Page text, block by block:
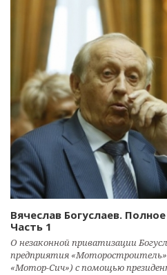
Вячеслав Богуслаев.
Часть 1
О незаконной приватизации
предприятия
«Мотор-Сич») с помощью